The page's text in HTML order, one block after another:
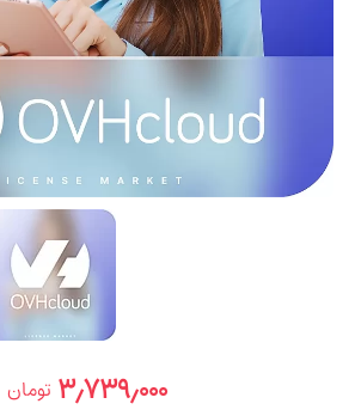
۳٫۷۳۹٫۰۰۰ تومان